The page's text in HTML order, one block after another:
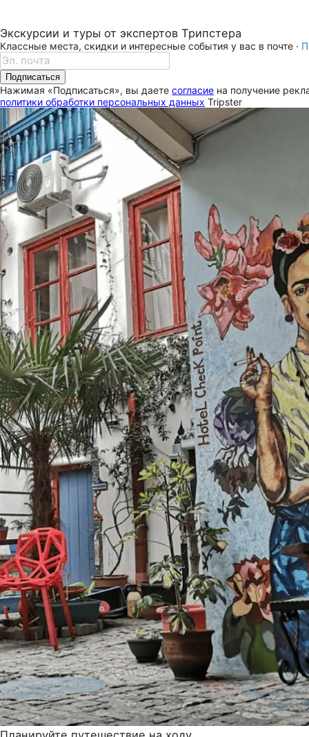
Экскурсии и туры от экспертов Трипстера
Классные места, скидки и интересные события у вас в почте ·
Подписаться
Нажимая «Подписаться», вы даете согласие на получение
политики обработки персональных данных Tripster